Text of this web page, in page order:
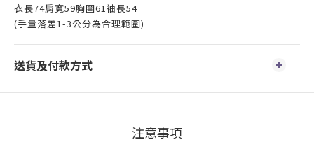
衣長74肩寬59胸圍61袖長54
(手量落差1-3公分為合理範圍)
送貨及付款方式
注意事項